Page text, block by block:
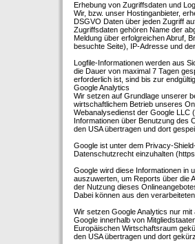
Erhebung von Zugriffsdaten und
Wir, bzw. unser Hostinganbieter,
DSGVO Daten über jeden Zugriff
Zugriffsdaten gehören Name der
Meldung über erfolgreichen Abruf,
besuchte Seite), IP-Adresse und
Logfile-Informationen werden aus
die Dauer von maximal 7 Tagen
erforderlich ist, sind bis zur
Google Analytics
Wir setzen auf Grundlage unserer
wirtschaftlichem Betrieb unseres
Webanalysedienst der Google LLC
Informationen über Benutzung des
den USA übertragen und dort
Google ist unter dem Privacy-
Datenschutzrecht einzuhalten
Google wird diese Informationen in
auszuwerten, um Reports über die
der Nutzung dieses
Dabei können aus den
Wir setzen Google Analytics nur
Google innerhalb von
Europäischen Wirtschaftsraum
den USA übertragen und dort